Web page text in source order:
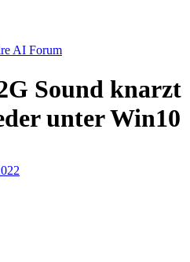
AI Forum
Sound knarzt
unter Win10